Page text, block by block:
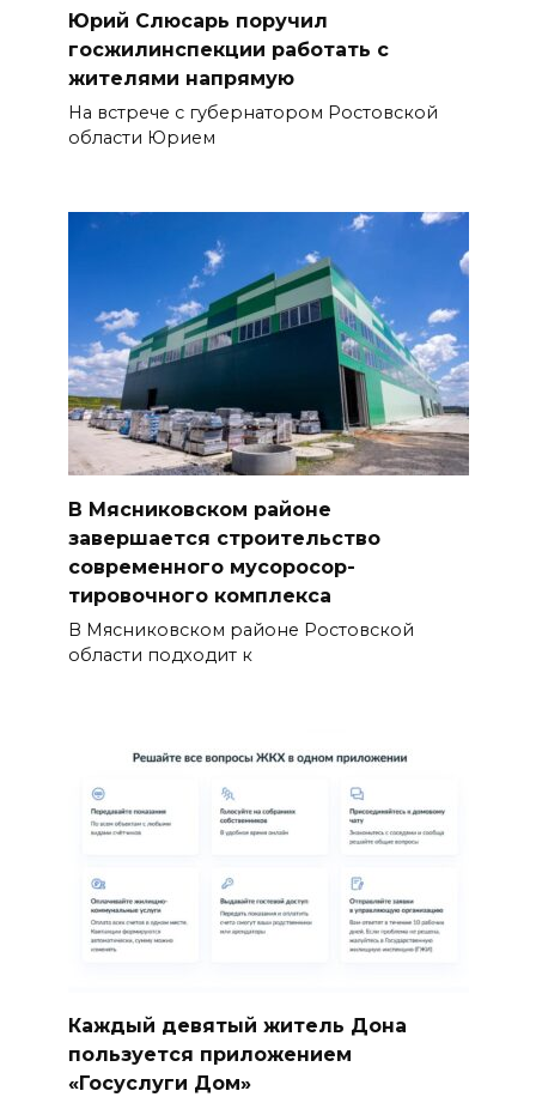
Юрий Слюсарь поручил
госжилинспекции работать с
жителями напрямую
На встрече с губернатором Ростовской
области Юрием
В Мясниковском районе
завершается строи­тельство
современного мусоросор­
тировочного комплекса
В Мясниковском районе Ростовской
области подходит к
Каждый девятый житель Дона
пользуется приложением
«Госуслуги Дом»